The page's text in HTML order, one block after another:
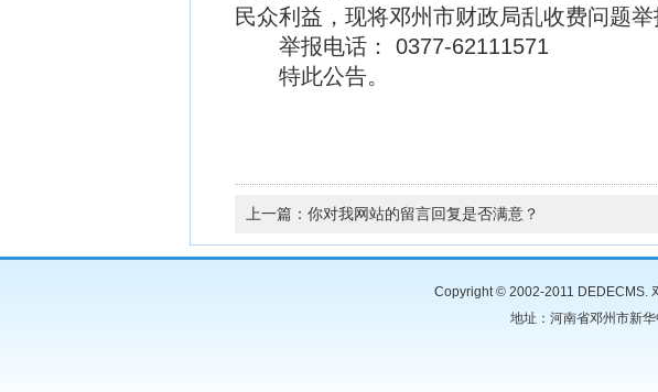
民众利益，现将邓州市财政局乱收费问题
举报电话： 0377-62111571
特此公告。
上一篇： 你对我网站的留言回复是否满意？
Copyright © 2002-2011 DEDECMS.
地址：河南省邓州市新